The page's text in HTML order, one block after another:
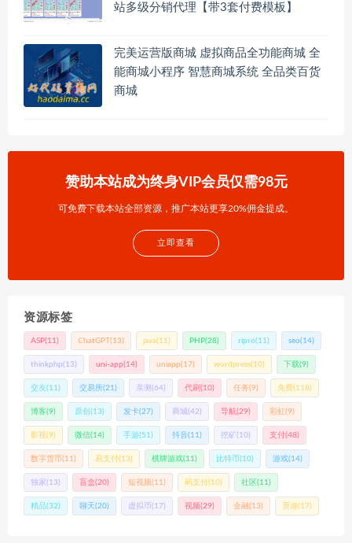
站多级分销代理【带3套付费模板】
完美运营版商城 虚拟商品全功能商城 全
能商城小程序 智慧商城系统 全品类百货
商城
赞助本站成为终身VIP会员仅需98元
可免费下载本站全部资源，推广本站更享20%佣金提成。
立即查看
资源标签
ASP(11) ChatGPT(13) java(11) PHP(28) ripro(11) seo(14)
thinkphp(13) uni-app(14) uniapp(17) wordpress(10) 下载(9)
交友(11) 交易所(21) 亲测 (64) 代刷 (10) 任务(9) 免费(118)
博客(9) 原创 (13) 发卡(27) 商城(42) 导航(29) 彩虹(9)
影视(9) 微信(14) 手游(51) 抖音(11) 挖矿(10) 支付(48)
数字货币(11) 易支付(13) 棋牌游戏(11) 比特币(10) 游戏(14)
独家(13) 盲盒(20) 短视频(11) 码支付(10) 社区(11)
精品(32) 聊天(20) 虚拟币(17) 视频(29) 金融(13) 页游(17)